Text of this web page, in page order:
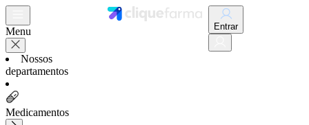
Menu
Nossos
departamentos
Medicamentos
Entrar